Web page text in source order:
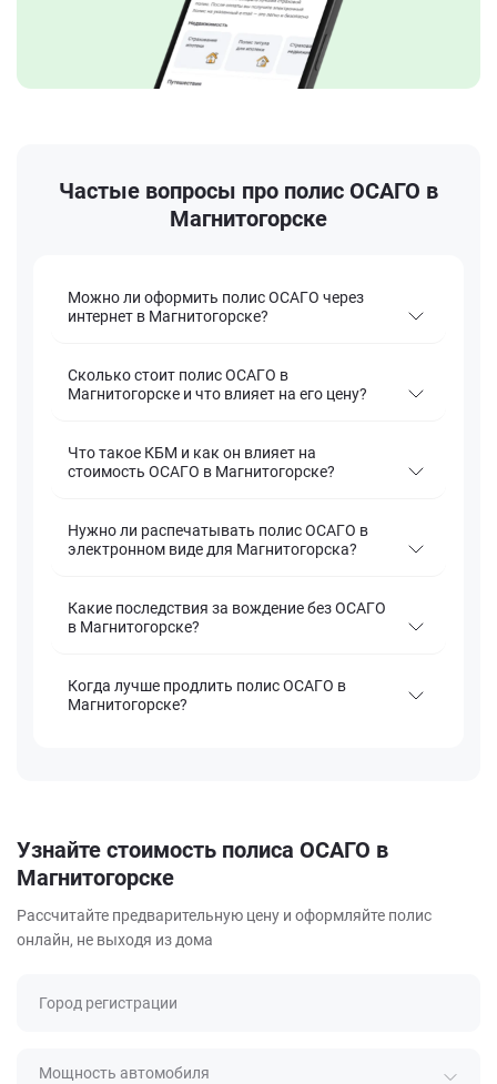
Частые вопросы про полис ОСАГО в
Магнитогорске
Можно ли оформить полис ОСАГО через
интернет в Магнитогорске?
Сколько стоит полис ОСАГО в
Магнитогорске и что влияет на его цену?
Что такое КБМ и как он влияет на
стоимость ОСАГО в Магнитогорске?
Нужно ли распечатывать полис ОСАГО в
электронном виде для Магнитогорска?
Какие последствия за вождение без ОСАГО
в Магнитогорске?
Когда лучше продлить полис ОСАГО в
Магнитогорске?
Узнайте стоимость полиса ОСАГО в
Магнитогорске
Рассчитайте предварительную цену и оформляйте полис
онлайн, не выходя из дома
Город регистрации
Мощность автомобиля